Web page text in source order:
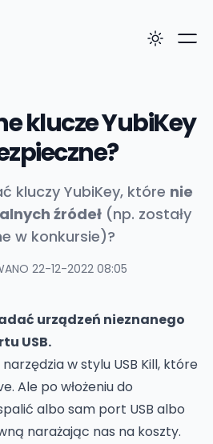
klucze YubiKey
kluczy YubiKey, które nie
źródeł (np. zostały
w konkursie)?
22-12-2022 08:05
urządzeń nieznanego
USB.
w stylu USB Kill, które
Ale po włożeniu do
albo sam port USB albo
narażając nas na koszty.